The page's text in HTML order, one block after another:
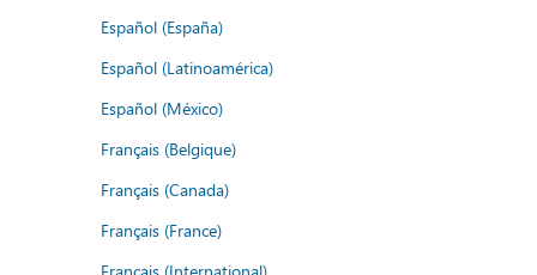
Español (España)
Español (Latinoamérica)
Español (México)
Français (Belgique)
Français (Canada)
Français (France)
Français (International)